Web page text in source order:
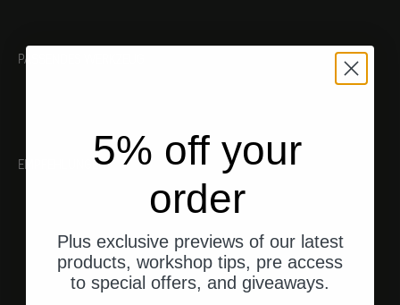
PASSENDES WERKZEUG
EMPFEHLUNGEN5% off your
order
Plus exclusive previews of our latest
products, workshop tips, pre access
to special offers, and giveaways.